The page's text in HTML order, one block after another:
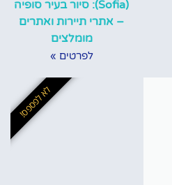
(Sofia): סיור בעיר סופיה
– אתרי תיירות ואתרים
מומלצים
לפרטים »
לא לפספס!